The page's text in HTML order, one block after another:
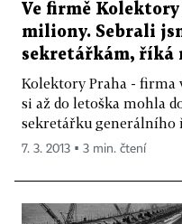
Ve firmě
miliony. Sebrali
sekretářkám, říká
Kolektory Praha - firma
si až do letoška mohla
sekretářku generálního
7. 3. 2013 ▪ 3 min. čtení